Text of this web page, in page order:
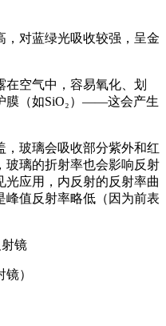
，对蓝绿光吸收较强，呈金
空气中，容易氧化、划
膜（如SiO₂）——这会产生
，玻璃会吸收部分紫外和红
玻璃的折射率也会影响反射
应用，内反射的反射率曲
峰值反射率略低（因为前表
镜）